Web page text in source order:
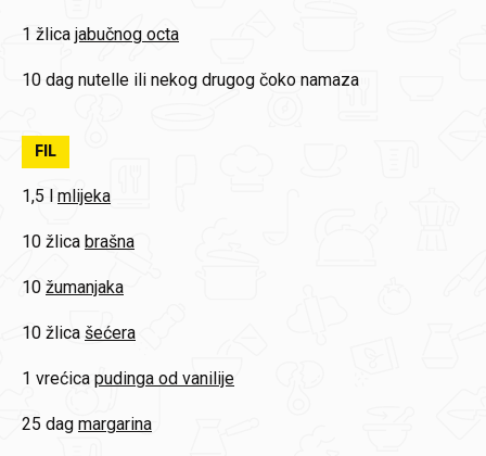
1 žlica jabučnog octa
10 dag nutelle ili nekog drugog čoko namaza
FIL
1,5 l mlijeka
10 žlica brašna
10 žumanjaka
10 žlica šećera
1 vrećica pudinga od vanilije
25 dag margarina